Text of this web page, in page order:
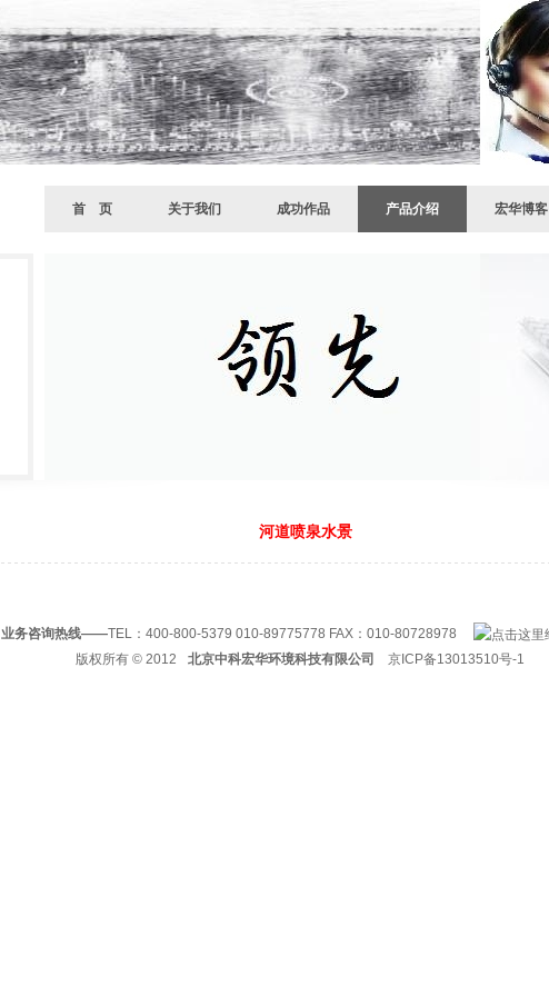
首 页 关于我们 成功作品 产品介绍 宏华博客
河道喷泉水景
业务咨询热线——TEL：400-800-5379 010-89775778 FAX：010-80728978
版权所有 © 2012 北京中科宏华环境科技有限公司 京ICP备13013510号-1